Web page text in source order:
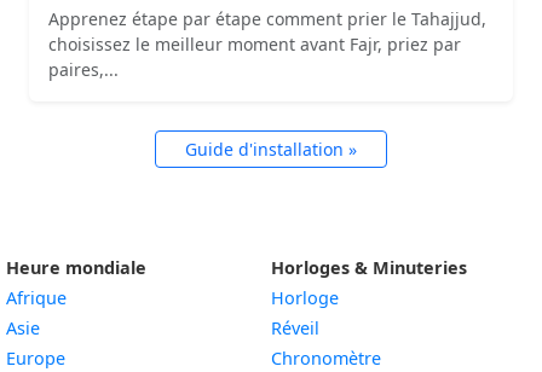
Apprenez étape par étape comment prier le Tahajjud,
choisissez le meilleur moment avant Fajr, priez par
paires,...
Guide d'installation »
Heure mondiale
Afrique
Asie
Europe
Horloges & Minuteries
Horloge
Réveil
Chronomètre